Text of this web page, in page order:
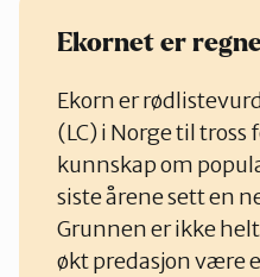
Ekornet er
Ekorn er
(LC) i Norge til
kunnskap om
siste årene sett en
Grunnen er ikke
økt predasjon være